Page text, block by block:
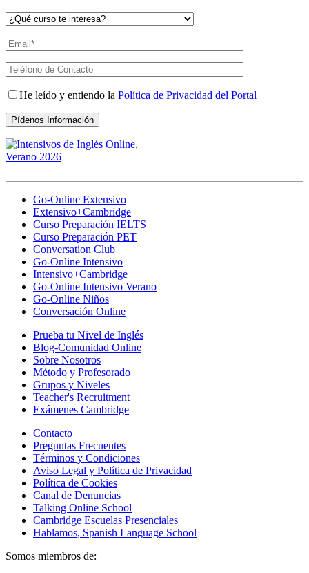
He leído y entiendo la Política de Privacidad del Portal
Go-Online Extensivo
Extensivo+Cambridge
Curso Preparación IELTS
Curso Preparación PET
Conversation Club
Go-Online Intensivo
Intensivo+Cambridge
Go-Online Intensivo Verano
Go-Online Niños
Conversación Online
Prueba tu Nivel de Inglés
Blog-Comunidad Online
Sobre Nosotros
Método y Profesorado
Grupos y Niveles
Teacher's Recruitment
Exámenes Cambridge
Contacto
Preguntas Frecuentes
Términos y Condiciones
Aviso Legal y Política de Privacidad
Política de Cookies
Canal de Denuncias
Talking Online School
Cambridge Escuelas Presenciales
Hablamos, Spanish Language School
Somos miembros de: